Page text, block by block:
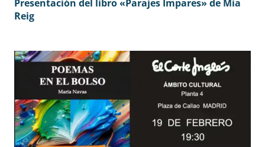
Presentación del libro «Parajes Impares» de Mia
Reig